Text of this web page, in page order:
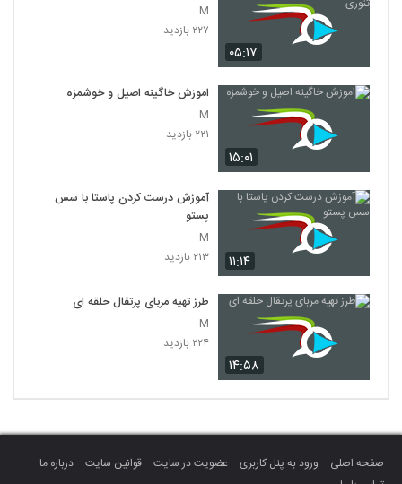
۰۵:۱۷
M
۲۲۷ بازدید
۱۵:۰۱
اموزش خاگینه اصیل و خوشمزه
M
۲۲۱ بازدید
۱۱:۱۴
آموزش درست کردن پاستا با سس
پستو
M
۲۱۳ بازدید
۱۴:۵۸
طرز تهیه مربای پرتقال حلقه ای
M
۲۲۴ بازدید
صفحه اصلی ورود به پنل کاربری عضویت در سایت قوانین سایت
درباره ما